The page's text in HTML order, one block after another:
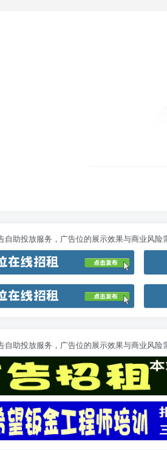
自助投放服务，广告位的展示效果与商业风险
自助投放服务，广告位的展示效果与商业风险